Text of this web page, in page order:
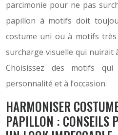
parcimonie pour ne pas
papillon à motifs doit
costume uni ou à motifs
surcharge visuelle qui nuirait
Choisissez des motifs
personnalité et à l’occasion.
HARMONISER
PAPILLON : CONSEILS